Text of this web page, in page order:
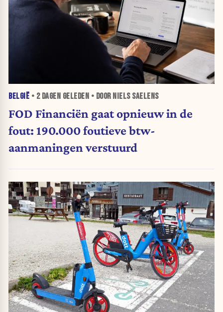
BELGIË • 2 DAGEN GELEDEN • DOOR NIELS SAELENS
FOD Financiën gaat opnieuw in de
fout: 190.000 foutieve btw-
aanmaningen verstuurd